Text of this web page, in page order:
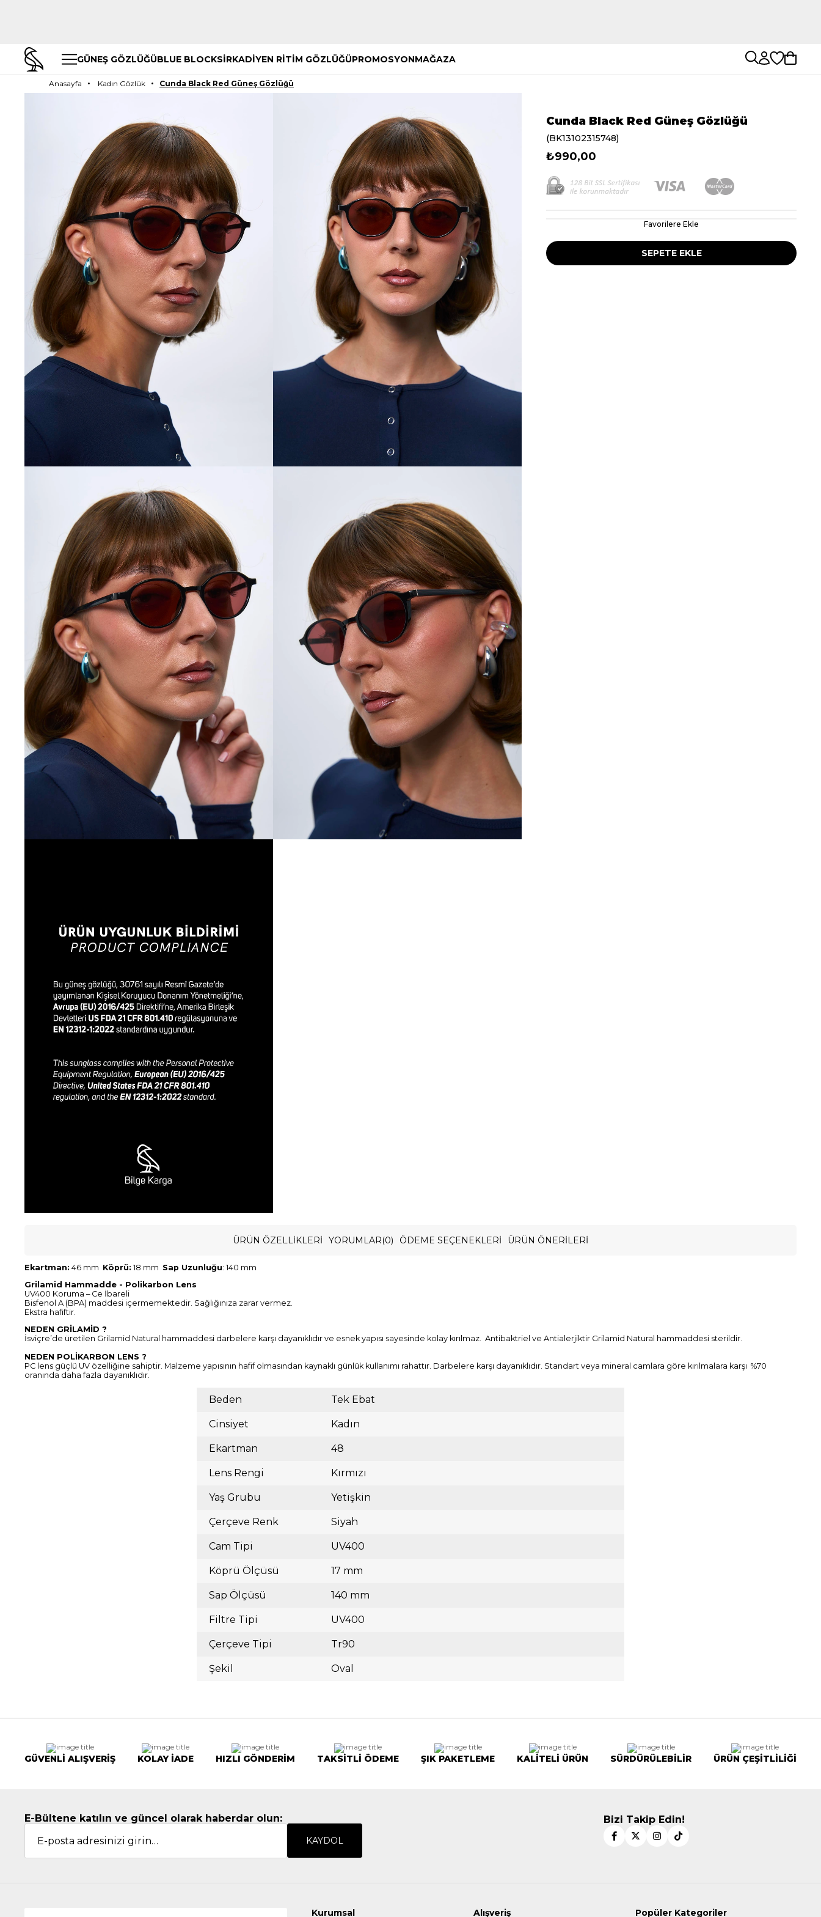
GÜNEŞ GÖZLÜĞÜBLUE BLOCKSİRKADİYEN RİTİM GÖZLÜĞÜPROMOSYONMAĞAZA
Anasayfa Kadın Gözlük Cunda Black Red Güneş Gözlüğü
Cunda Black Red Güneş Gözlüğü
(BK13102315748)
₺990,00
Favorilere Ekle
ÜRÜN ÖZELLIKLERI YORUMLAR(0) ÖDEME SEÇENEKLERI ÜRÜN ÖNERILERI
Ekartman: 46 mm Köprü: 18 mm Sap Uzunluğu: 140 mm
Grilamid Hammadde - Polikarbon Lens
UV400 Koruma – Ce İbareli
Bisfenol A (BPA) maddesi içermemektedir. Sağlığınıza zarar vermez.
Ekstra hafiftir.
NEDEN GRİLAMİD ?
İsviçre’de üretilen Grilamid Natural hammaddesi darbelere karşı dayanıklıdır ve esnek yapısı sayesinde kolay kırılmaz. Antibaktriel ve Antialerjiktir Grilamid Natural hammaddesi sterildir.
NEDEN POLİKARBON LENS ?
PC lens güçlü UV özelliğine sahiptir. Malzeme yapısının hafif olmasından kaynaklı günlük kullanımı rahattır. Darbelere karşı dayanıklıdır. Standart veya mineral camlara göre kırılmalara karşı %70
oranında daha fazla dayanıklıdır.
Beden Tek Ebat
Cinsiyet Kadın
Ekartman 48
Lens Rengi Kırmızı
Yaş Grubu Yetişkin
Çerçeve Renk Siyah
Cam Tipi UV400
Köprü Ölçüsü 17 mm
Sap Ölçüsü 140 mm
Filtre Tipi UV400
Çerçeve Tipi Tr90
Şekil Oval
GÜVENLİ ALIŞVERİŞ KOLAY İADE HIZLI GÖNDERİM TAKSİTLİ ÖDEME ŞIK PAKETLEME KALİTELİ ÜRÜN SÜRDÜRÜLEBİLİR ÜRÜN ÇEŞİTLİLİĞİ
E-Bültene katılın ve güncel olarak haberdar olun:
KAYDOL
Bizi Takip Edin!
Kurumsal Alışveriş Popüler Kategoriler